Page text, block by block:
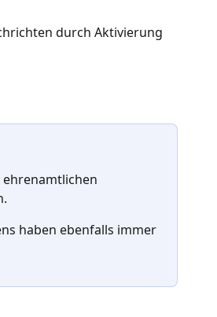
durch Aktivierung
haben ebenfalls immer